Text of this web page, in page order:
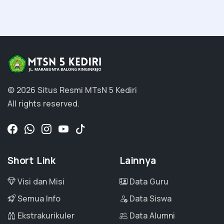
© 2026 Situs Resmi MTsN 5 Kediri
All rights reserved.
Short Link
Visi dan Misi
Semua Info
Ekstrakurikuler
Lainnya
Data Guru
Data Siswa
Data Alumni